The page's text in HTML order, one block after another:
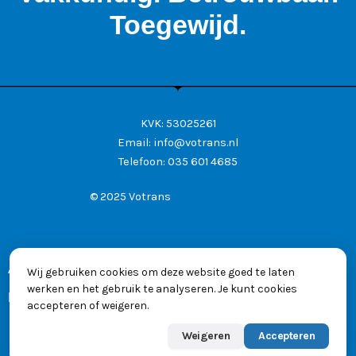
Toegewijd.
KVK: 53025261
Email: info@votrans.nl
Telefoon: 035 601 4685
© 2025 Votrans
Algemene voorwaarden
Privacyverklaring
Wij gebruiken cookies om deze website goed te laten
werken en het gebruik te analyseren. Je kunt cookies
accepteren of weigeren.
Weigeren Accepteren